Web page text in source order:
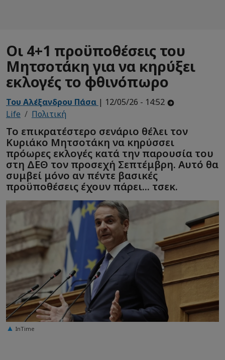
Οι 4+1 προϋποθέσεις του
Μητσοτάκη για να κηρύξει
εκλογές το φθινόπωρο
Του Αλέξανδρου Πάσα | 12/05/26 - 14:52
Life
Πολιτική
Το επικρατέστερο σενάριο θέλει τον
Κυριάκο Μητσοτάκη να κηρύσσει
πρόωρες εκλογές κατά την παρουσία του
στη ΔΕΘ τον προσεχή Σεπτέμβρη. Αυτό θα
συμβεί μόνο αν πέντε βασικές
προϋποθέσεις έχουν πάρει... τσεκ.
InTime